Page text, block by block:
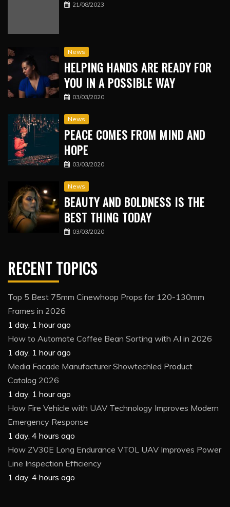
21/08/2023
News
HELPING HANDS ARE READY FOR
YOU IN A POSSIBLE WAY
03/03/2020
News
PEACE COMES FROM MIND AND
HOPE
03/03/2020
News
BEAUTY AND BOLDNESS IS THE
BEST THING TODAY
03/03/2020
RECENT TOPICS
Top 5 Best 75mm Cinewhoop Props for 120-130mm
Frames in 2026
1 day, 1 hour ago
How to Automate Coffee Bean Sorting with AI in 2026
1 day, 1 hour ago
Media Facade Manufacturer Showtechled Product
Catalog 2026
1 day, 1 hour ago
How Fire Vehicle with UAV Technology Improves Modern
Emergency Response
1 day, 4 hours ago
How ZV30E Long Endurance VTOL UAV Improves Power
Line Inspection Efficiency
1 day, 4 hours ago